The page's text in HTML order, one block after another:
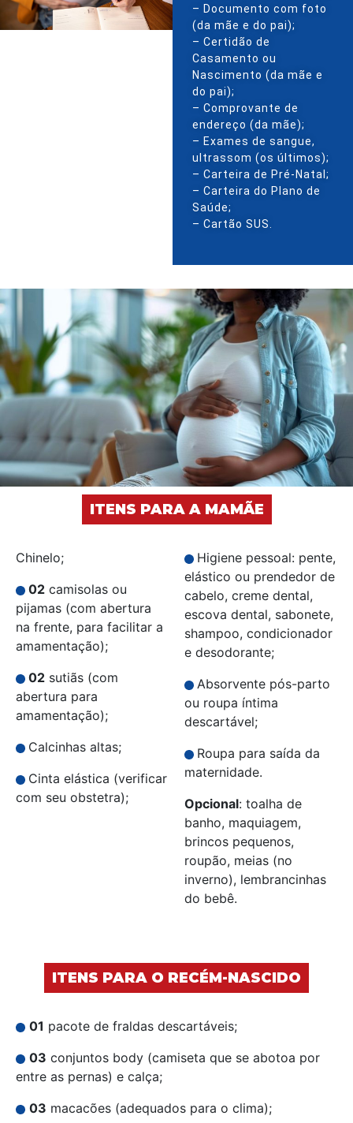
– Documento com foto
(da mãe e do pai);
– Certidão de
Casamento ou
Nascimento (da mãe e
do pai);
– Comprovante de
endereço (da mãe);
– Exames de sangue,
ultrassom (os últimos);
– Carteira de Pré-Natal;
– Carteira do Plano de
Saúde;
– Cartão SUS.
ITENS PARA A MAMÃE
Chinelo;
02 camisolas ou
pijamas (com abertura
na frente, para facilitar a
amamentação);
02 sutiãs (com
abertura para
amamentação);
Calcinhas altas;
Cinta elástica (verificar
com seu obstetra);
Higiene pessoal: pente,
elástico ou prendedor de
cabelo, creme dental,
escova dental, sabonete,
shampoo, condicionador
e desodorante;
Absorvente pós-parto
ou roupa íntima
descartável;
Roupa para saída da
maternidade.
Opcional: toalha de
banho, maquiagem,
brincos pequenos,
roupão, meias (no
inverno), lembrancinhas
do bebê.
ITENS PARA O RECÉM-NASCIDO
01 pacote de fraldas descartáveis;
03 conjuntos body (camiseta que se abotoa por
entre as pernas) e calça;
03 macacões (adequados para o clima);